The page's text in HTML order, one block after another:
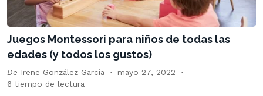
Juegos Montessori para niños de todas las
edades (y todos los gustos)
De Irene González García
mayo 27, 2022
6 tiempo de lectura